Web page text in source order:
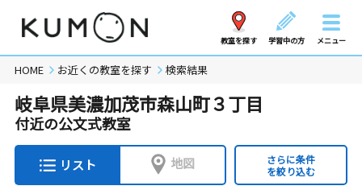
教室を探す 学習中の方 メニュー
HOME お近くの教室を探す 検索結果
岐阜県美濃加茂市森山町３丁目
付近の公文式教室
リスト 地図
さらに条件
を絞り込む